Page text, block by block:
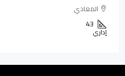
المعادي
43
إداري